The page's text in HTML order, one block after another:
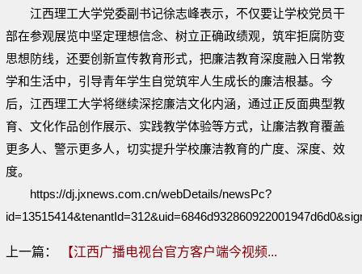
江西理工大学党委副书记徐志峰表示，不仅要让学校党员干
部在参观展览中坚定理想信念、树立正确政绩观，筑牢拒腐防变
思想防线，还要创新宣传教育形式，把廉洁教育深度融入日常教
学和生活中，引导青年学生自觉筑牢人生成长的廉洁根基。今
后，江西理工大学将继续深挖廉洁文化内涵，通过正反面典型教
育、文化作品创作展示、实践教学体验等方式，让廉洁教育覆盖
更多人、警示更多人，切实提升学校廉洁教育的广度、深度、效
度。
https://dj.jxnews.com.cn/webDetails/newsPc?
上一篇： 【江西广播电视台官方客户端今视频...